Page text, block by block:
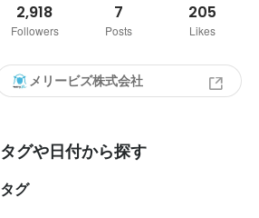
2,918
Followers
7
Posts
205
Likes
メリービズ株式会社
タグや日付から探す
タグ